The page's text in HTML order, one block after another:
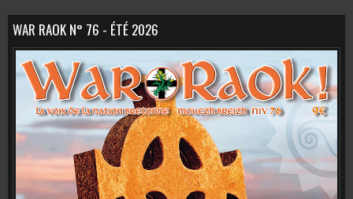
WAR RAOK N° 76 - ÉTÉ 2026